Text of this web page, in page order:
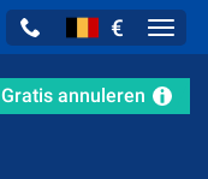
€
Gratis annuleren